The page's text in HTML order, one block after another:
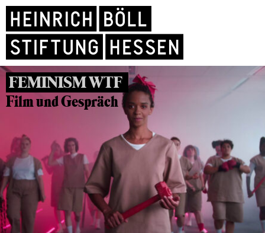
FEMINISM WTF
Film und Gespräch